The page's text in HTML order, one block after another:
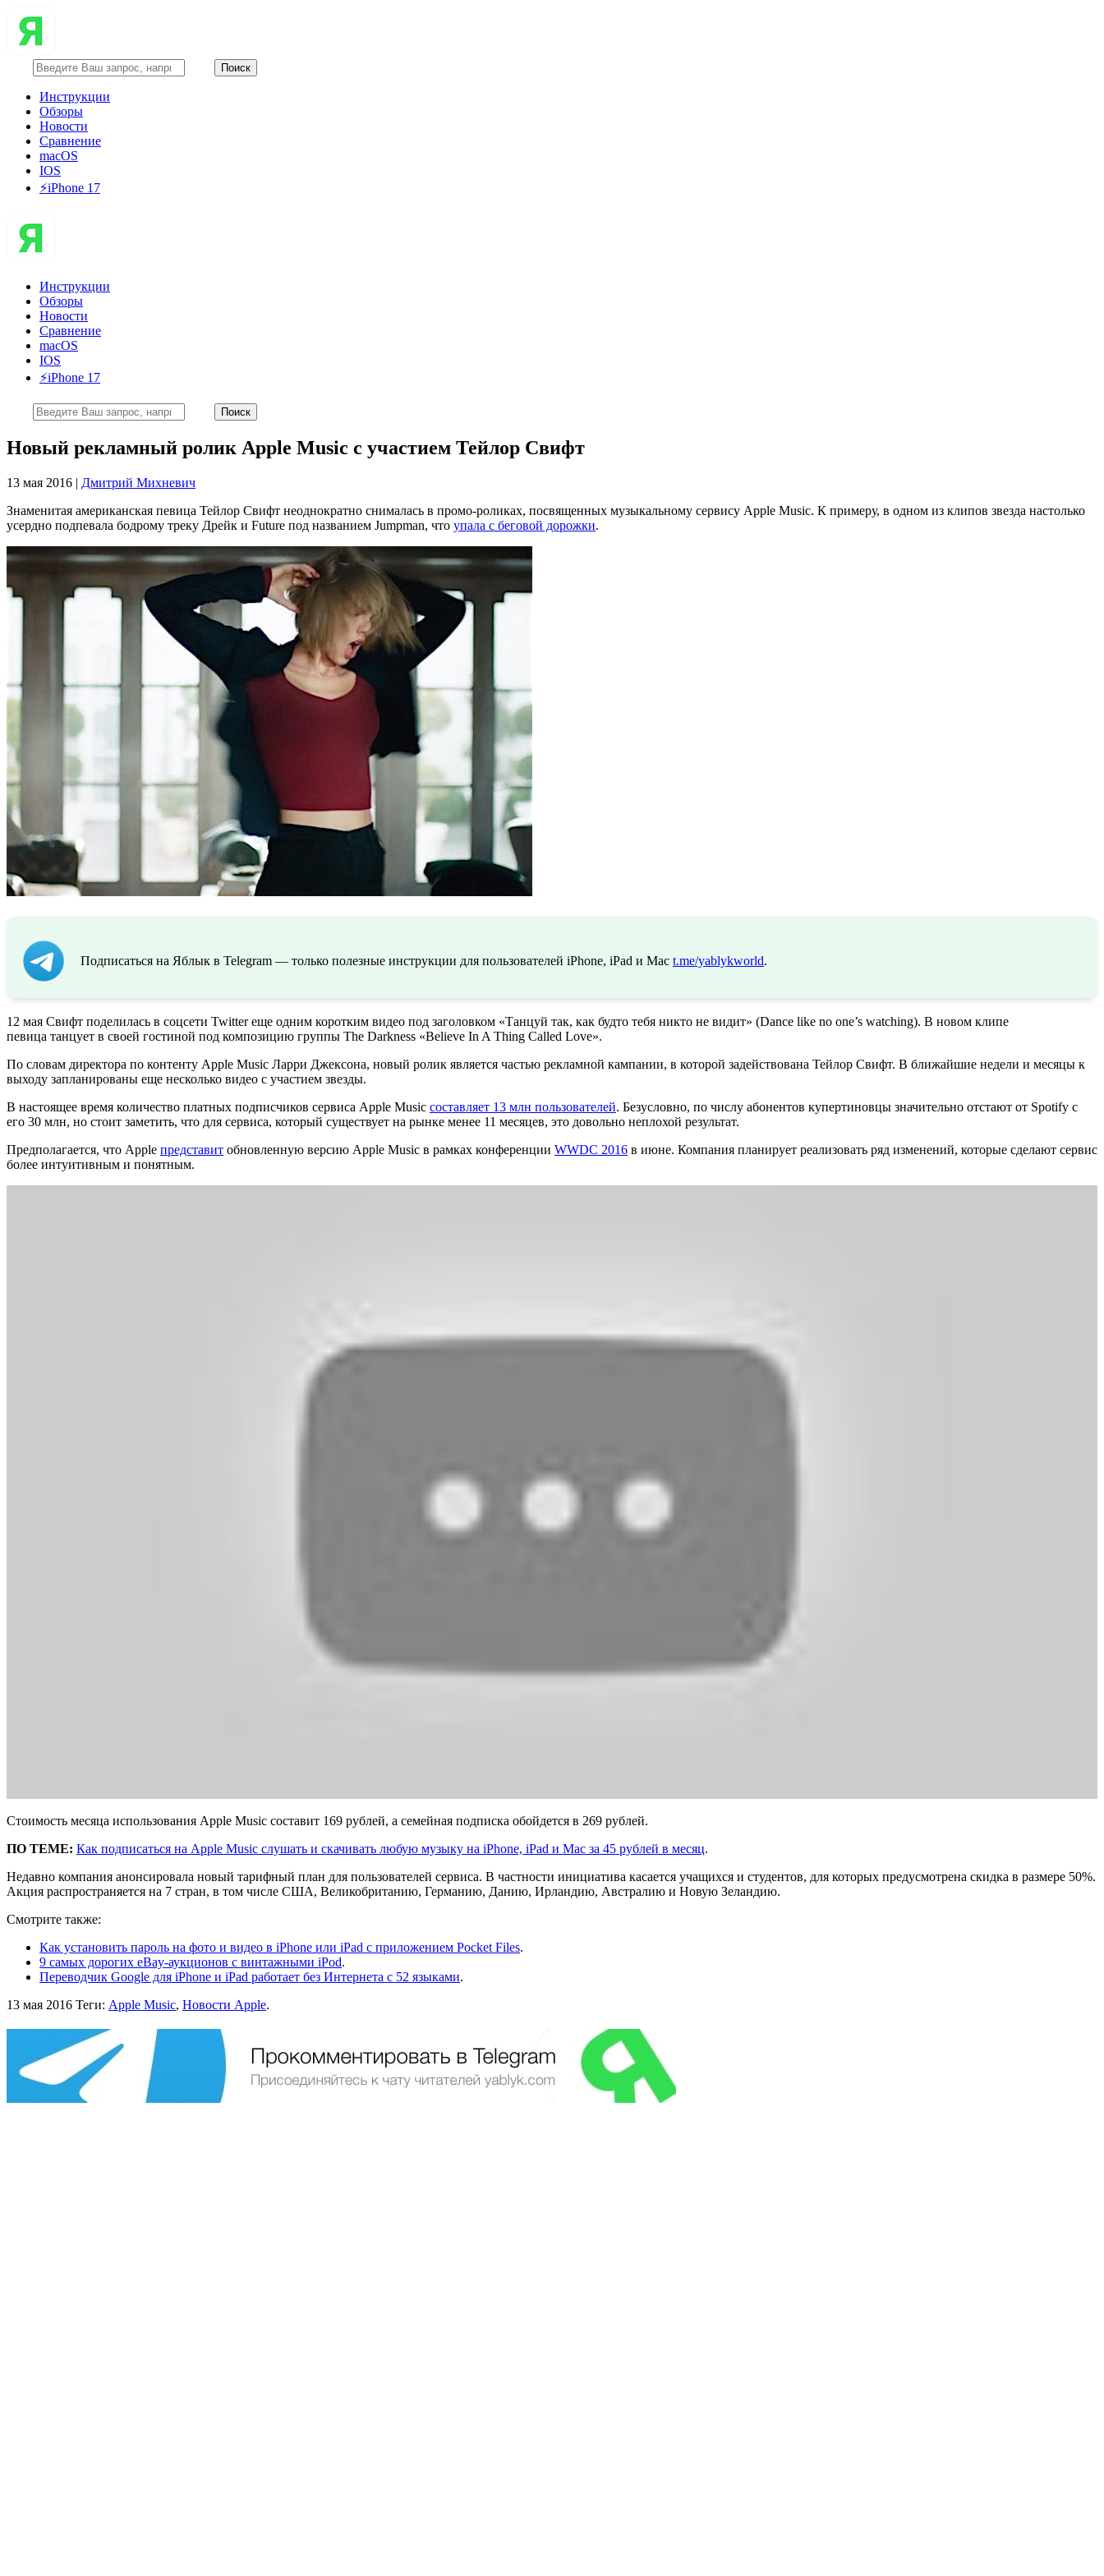
Инструкции
Обзоры
Новости
Сравнение
macOS
IOS
⚡️iPhone 17
Инструкции
Обзоры
Новости
Сравнение
macOS
IOS
⚡️iPhone 17
Новый рекламный ролик Apple Music с участием Тейлор Свифт
13 мая 2016 | Дмитрий Михневич
Знаменитая американская певица Тейлор Свифт неоднократно снималась в промо-роликах, посвященных музыкальному сервису Apple Music. К примеру, в одном из клипов звезда настолько
усердно подпевала бодрому треку Дрейк и Future под названием Jumpman, что упала с беговой дорожки.
Подписаться на Яблык в Telegram — только полезные инструкции для пользователей iPhone, iPad и Mac t.me/yablykworld.
12 мая Свифт поделилась в соцсети Twitter еще одним коротким видео под заголовком «Танцуй так, как будто тебя никто не видит» (Dance like no one’s watching). В новом клипе
певица танцует в своей гостиной под композицию группы The Darkness «Believe In A Thing Called Love».
По словам директора по контенту Apple Music Ларри Джексона, новый ролик является частью рекламной кампании, в которой задействована Тейлор Свифт. В ближайшие недели и месяцы к
выходу запланированы еще несколько видео с участием звезды.
В настоящее время количество платных подписчиков сервиса Apple Music составляет 13 млн пользователей. Безусловно, по числу абонентов купертиновцы значительно отстают от Spotify с
его 30 млн, но стоит заметить, что для сервиса, который существует на рынке менее 11 месяцев, это довольно неплохой результат.
Предполагается, что Apple представит обновленную версию Apple Music в рамках конференции WWDC 2016 в июне. Компания планирует реализовать ряд изменений, которые сделают сервис
более интуитивным и понятным.
Стоимость месяца использования Apple Music составит 169 рублей, а семейная подписка обойдется в 269 рублей.
ПО ТЕМЕ: Как подписаться на Apple Music слушать и скачивать любую музыку на iPhone, iPad и Mac за 45 рублей в месяц.
Недавно компания анонсировала новый тарифный план для пользователей сервиса. В частности инициатива касается учащихся и студентов, для которых предусмотрена скидка в размере 50%.
Акция распространяется на 7 стран, в том числе США, Великобританию, Германию, Данию, Ирландию, Австралию и Новую Зеландию.
Смотрите также:
Как установить пароль на фото и видео в iPhone или iPad с приложением Pocket Files.
9 самых дорогих eBay-аукционов с винтажными iPod.
Переводчик Google для iPhone и iPad работает без Интернета с 52 языками.
13 мая 2016 Теги: Apple Music, Новости Apple.